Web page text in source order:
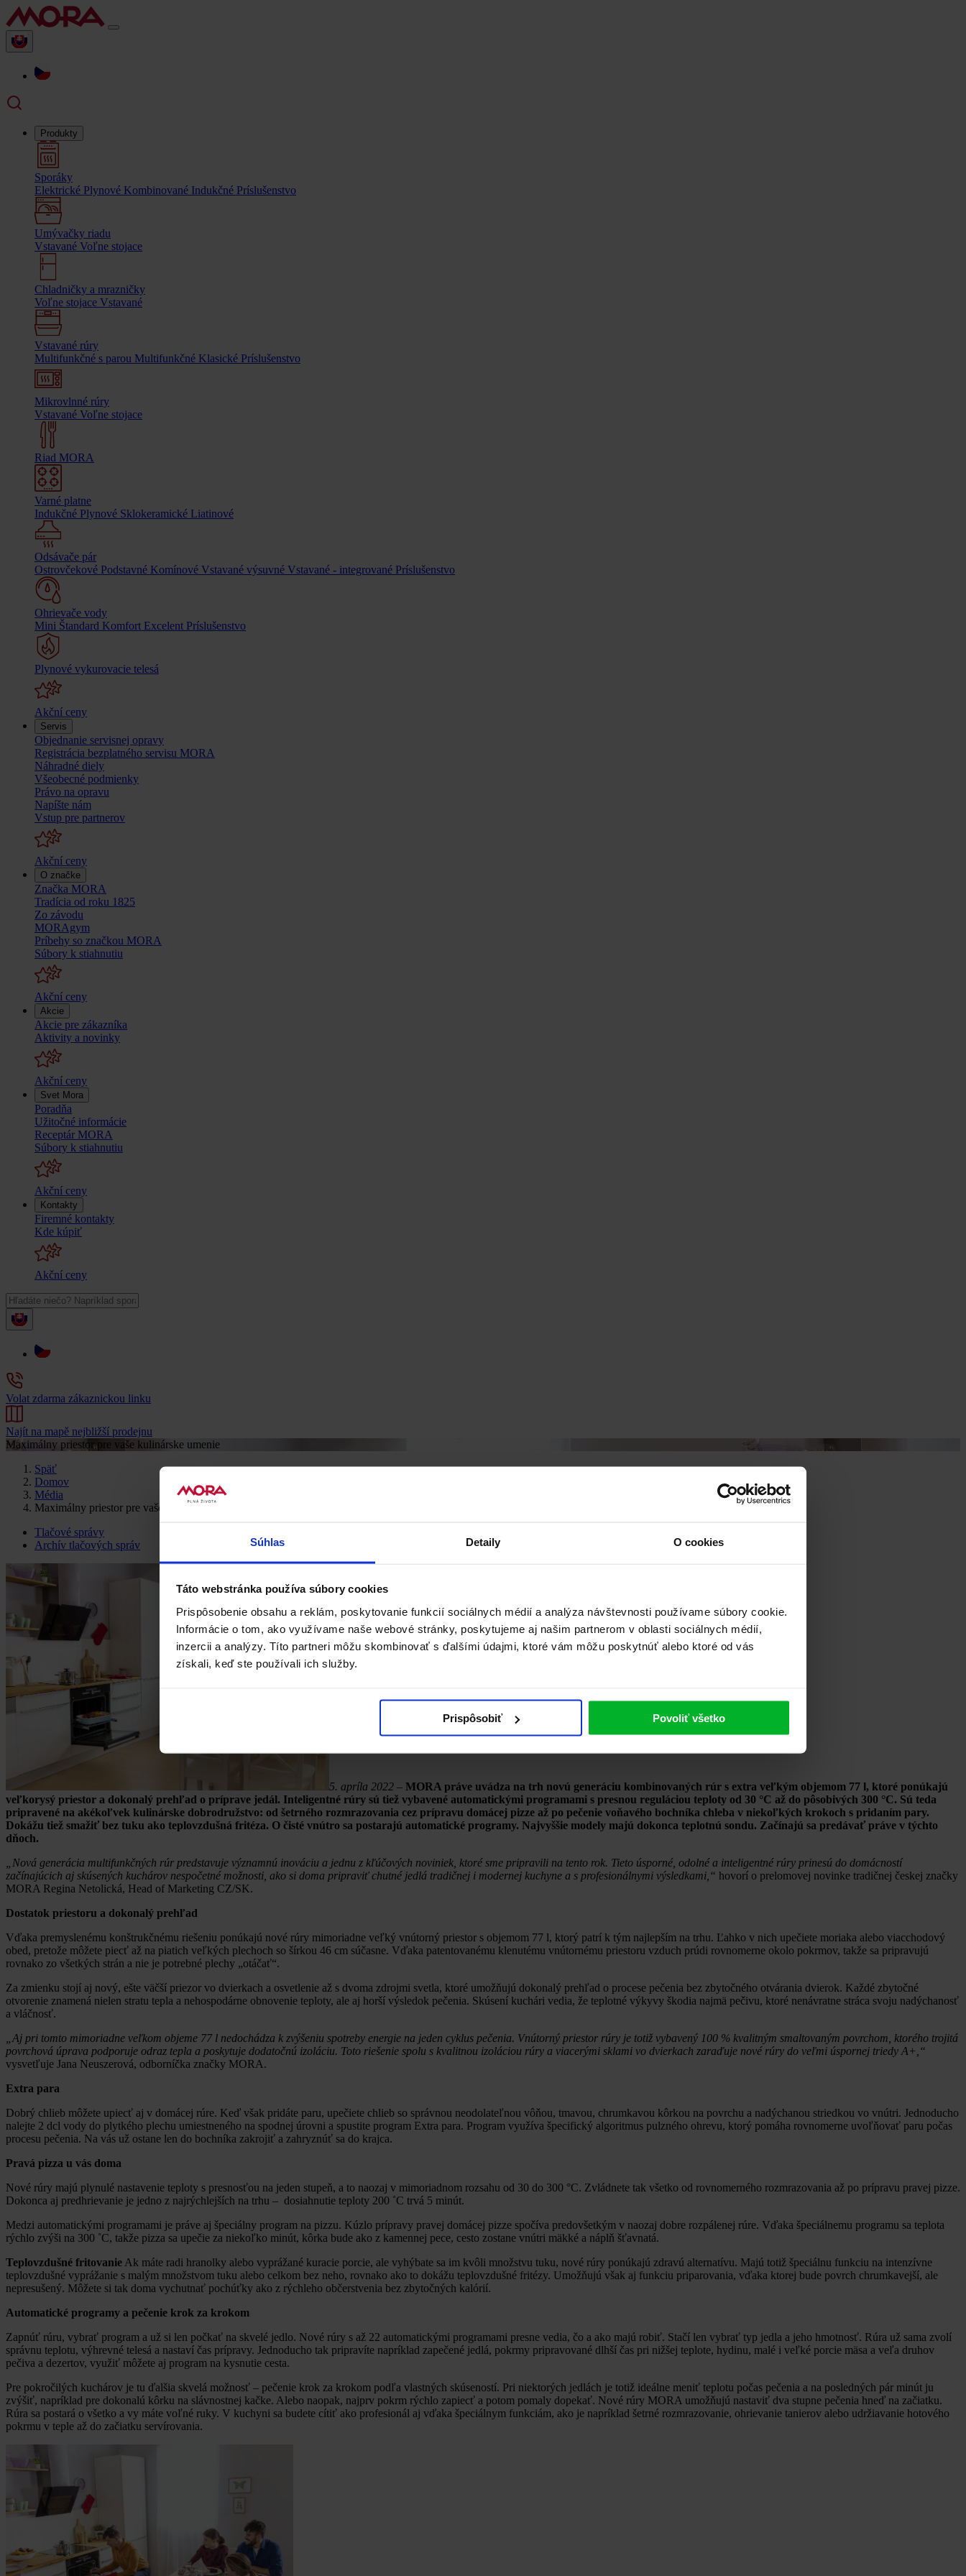
Súhlas Detaily O cookies
Táto webstránka používa súbory cookies
Prispôsobenie obsahu a reklám, poskytovanie funkcií sociálnych médií a analýza návštevnosti používame súbory cookie.
Informácie o tom, ako využívame naše webové stránky, poskytujeme aj našim partnerom v oblasti sociálnych médií,
inzercii a analýzy. Títo partneri môžu skombinovať s ďalšími údajmi, ktoré vám môžu poskytnúť alebo ktoré od vás
získali, keď ste používali ich služby.
Prispôsobiť Povoliť všetko
Produkty
Sporáky
Elektrické Plynové Kombinované Indukčné Príslušenstvo
Umývačky riadu
Vstavané Voľne stojace
Chladničky a mrazničky
Voľne stojace Vstavané
Vstavané rúry
Multifunkčné s parou Multifunkčné Klasické Príslušenstvo
Mikrovlnné rúry
Vstavané Voľne stojace
Riad MORA
Varné platne
Indukčné Plynové Sklokeramické Liatinové
Odsávače pár
Ostrovčekové Podstavné Komínové Vstavané výsuvné Vstavané - integrované Príslušenstvo
Ohrievače vody
Mini Štandard Komfort Excelent Príslušenstvo
Plynové vykurovacie telesá
Akční ceny
Servis
Objednanie servisnej opravy
Registrácia bezplatného servisu MORA
Náhradné diely
Všeobecné podmienky
Právo na opravu
Napíšte nám
Vstup pre partnerov
Akční ceny
O značke
Značka MORA
Tradícia od roku 1825
Zo závodu
MORAgym
Príbehy so značkou MORA
Súbory k stiahnutiu
Akční ceny
Akcie
Akcie pre zákazníka
Aktivity a novinky
Akční ceny
Svet Mora
Poradňa
Užitočné informácie
Receptár MORA
Súbory k stiahnutiu
Akční ceny
Kontakty
Firemné kontakty
Kde kúpiť
Akční ceny
Volat zdarma zákaznickou linku
Najít na mapě nejbližší prodejnu
Maximálny priestor pre vaše kulinárske umenie
Späť
Domov
Média
Maximálny priestor pre vaše kulinárske umenie
Tlačové správy
Archív tlačových správ
5. apríla 2022 – MORA práve uvádza na trh novú generáciu kombinovaných rúr s extra veľkým objemom 77 l, ktoré ponúkajú
veľkorysý priestor a dokonalý prehľad o príprave jedál. Inteligentné rúry sú tiež vybavené automatickými programami s presnou reguláciou teploty od 30 °C až do pôsobivých 300 °C. Sú teda
pripravené na akékoľvek kulinárske dobrodružstvo: od šetrného rozmrazovania cez prípravu domácej pizze až po pečenie voňavého bochníka chleba v niekoľkých krokoch s pridaním pary.
Dokážu tiež smažiť bez tuku ako teplovzdušná fritéza. O čisté vnútro sa postarajú automatické programy. Najvyššie modely majú dokonca teplotnú sondu. Začínajú sa predávať práve v týchto
dňoch.
„Nová generácia multifunkčných rúr predstavuje významnú inováciu a jednu z kľúčových noviniek, ktoré sme pripravili na tento rok. Tieto úsporné, odolné a inteligentné rúry prinesú do domácností
začínajúcich aj skúsených kuchárov nespočetné možnosti, ako si doma pripraviť chutné jedlá tradičnej i modernej kuchyne a s profesionálnymi výsledkami,“ hovorí o prelomovej novinke tradičnej českej značky
MORA Regina Netolická, Head of Marketing CZ/SK.
Dostatok priestoru a dokonalý prehľad
Vďaka premyslenému konštrukčnému riešeniu ponúkajú nové rúry mimoriadne veľký vnútorný priestor s objemom 77 l, ktorý patrí k tým najlepším na trhu. Ľahko v nich upečiete moriaka alebo viacchodový
obed, pretože môžete piecť až na piatich veľkých plechoch so šírkou 46 cm súčasne. Vďaka patentovanému klenutému vnútornému priestoru vzduch prúdi rovnomerne okolo pokrmov, takže sa pripravujú
rovnako zo všetkých strán a nie je potrebné plechy „otáčať“.
Za zmienku stojí aj nový, ešte väčší priezor vo dvierkach a osvetlenie až s dvoma zdrojmi svetla, ktoré umožňujú dokonalý prehľad o procese pečenia bez zbytočného otvárania dvierok. Každé zbytočné
otvorenie znamená nielen stratu tepla a nehospodárne obnovenie teploty, ale aj horší výsledok pečenia. Skúsení kuchári vedia, že teplotné výkyvy škodia najmä pečivu, ktoré nenávratne stráca svoju nadýchanosť
a vláčnosť.
„Aj pri tomto mimoriadne veľkom objeme 77 l nedochádza k zvýšeniu spotreby energie na jeden cyklus pečenia. Vnútorný priestor rúry je totiž vybavený 100 % kvalitným smaltovaným povrchom, ktorého trojitá
povrchová úprava podporuje odraz tepla a poskytuje dodatočnú izoláciu. Toto riešenie spolu s kvalitnou izoláciou rúry a viacerými sklami vo dvierkach zaraďuje nové rúry do veľmi úspornej triedy A+,“
vysvetľuje Jana Neuszerová, odborníčka značky MORA.
Extra para
Dobrý chlieb môžete upiecť aj v domácej rúre. Keď však pridáte paru, upečiete chlieb so správnou neodolateľnou vôňou, tmavou, chrumkavou kôrkou na povrchu a nadýchanou striedkou vo vnútri. Jednoducho
nalejte 2 dcl vody do plytkého plechu umiestneného na spodnej úrovni a spustite program Extra para. Program využíva špecifický algoritmus pulzného ohrevu, ktorý pomáha rovnomerne uvoľňovať paru počas
procesu pečenia. Na vás už ostane len do bochníka zakrojiť a zahryznúť sa do krajca.
Pravá pizza u vás doma
Nové rúry majú plynulé nastavenie teploty s presnosťou na jeden stupeň, a to naozaj v mimoriadnom rozsahu od 30 do 300 °C. Zvládnete tak všetko od rovnomerného rozmrazovania až po prípravu pravej pizze.
Dokonca aj predhrievanie je jedno z najrýchlejších na trhu – dosiahnutie teploty 200 ˚C trvá 5 minút.
Medzi automatickými programami je práve aj špeciálny program na pizzu. Kúzlo prípravy pravej domácej pizze spočíva predovšetkým v naozaj dobre rozpálenej rúre. Vďaka špeciálnemu programu sa teplota
rýchlo zvýši na 300 ˚C, takže pizza sa upečie za niekoľko minút, kôrka bude ako z kamennej pece, cesto zostane vnútri mäkké a náplň šťavnatá.
Teplovzdušné fritovanie Ak máte radi hranolky alebo vyprážané kuracie porcie, ale vyhýbate sa im kvôli množstvu tuku, nové rúry ponúkajú zdravú alternatívu. Majú totiž špeciálnu funkciu na intenzívne
teplovzdušné vyprážanie s malým množstvom tuku alebo celkom bez neho, rovnako ako to dokážu teplovzdušné fritézy. Umožňujú však aj funkciu priparovania, vďaka ktorej bude povrch chrumkavejší, ale
nepresušený. Môžete si tak doma vychutnať pochúťky ako z rýchleho občerstvenia bez zbytočných kalórií.
Automatické programy a pečenie krok za krokom
Zapnúť rúru, vybrať program a už si len počkať na skvelé jedlo. Nové rúry s až 22 automatickými programami presne vedia, čo a ako majú robiť. Stačí len vybrať typ jedla a jeho hmotnosť. Rúra už sama zvolí
správnu teplotu, výhrevné telesá a nastaví čas prípravy. Jednoducho tak pripravíte napríklad zapečené jedlá, pokrmy pripravované dlhší čas pri nižšej teplote, hydinu, malé i veľké porcie mäsa a veľa druhov
pečiva a dezertov, využiť môžete aj program na kysnutie cesta.
Pre pokročilých kuchárov je tu ďalšia skvelá možnosť – pečenie krok za krokom podľa vlastných skúseností. Pri niektorých jedlách je totiž ideálne meniť teplotu počas pečenia a na posledných pár minút ju
zvýšiť, napríklad pre dokonalú kôrku na slávnostnej kačke. Alebo naopak, najprv pokrm rýchlo zapiecť a potom pomaly dopekať. Nové rúry MORA umožňujú nastaviť dva stupne pečenia hneď na začiatku.
Rúra sa postará o všetko a vy máte voľné ruky. V kuchyni sa budete cítiť ako profesionál aj vďaka špeciálnym funkciám, ako je napríklad šetrné rozmrazovanie, ohrievanie tanierov alebo udržiavanie hotového
pokrmu v teple až do začiatku servírovania.